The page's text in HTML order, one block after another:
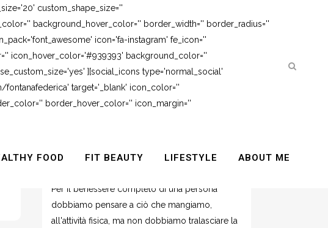
custom_shape_size=''
background_hover_color='' border_width='' border_radius=''
icon='fa-instagram' fe_icon=''
icon_hover_color='#939393' background_color=''
][social_icons type='normal_social'
target='_blank' icon_color=''
border_hover_color='' icon_margin=''
FOOD FIT BEAUTY LIFESTYLE ABOUT ME
APPUNTAMENTO CON L’
Per il benessere completo di una persona
dobbiamo pensare a ciò che mangiamo,
all'attività fisica, ma non dobbiamo tralasciare la